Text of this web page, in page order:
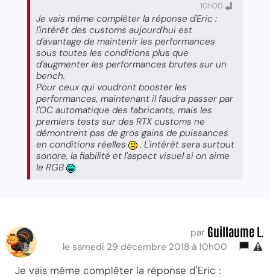
10h00
Je vais même complêter la réponse d'Eric :
l'intérêt des customs aujourd'hui est
d'avantage de maintenir les performances
sous toutes les conditions plus que
d'augmenter les performances brutes sur un
bench.
Pour ceux qui voudront booster les
performances, maintenant il faudra passer par
l'OC automatique des fabricants, mais les
premiers tests sur des RTX customs ne
démontrent pas de gros gains de puissances
en conditions réelles
. L'intérêt sera surtout
sonore, la fiabilité et l'aspect visuel si on aime
le RGB
par Guillaume L.
le samedi 29 décembre 2018 à 10h00
Je vais même complêter la réponse d'Eric :